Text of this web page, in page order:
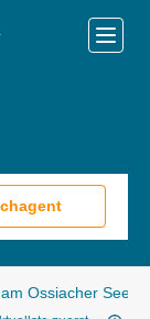
Menü
Ossiacher See